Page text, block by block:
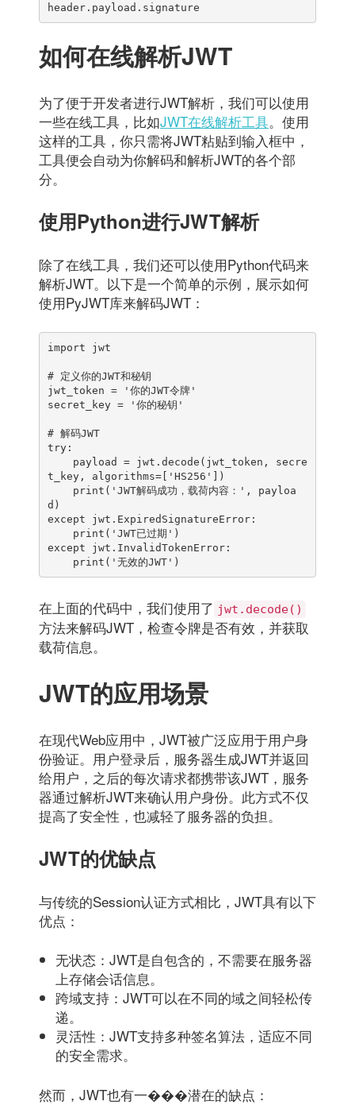
header.payload.signature
如何在线解析JWT
为了便于开发者进行JWT解析，我们可以使用
一些在线工具，比如JWT在线解析工具。使用
这样的工具，你只需将JWT粘贴到输入框中，
工具便会自动为你解码和解析JWT的各个部
分。
使用Python进行JWT解析
除了在线工具，我们还可以使用Python代码来
解析JWT。以下是一个简单的示例，展示如何
使用PyJWT库来解码JWT：
import jwt
# 定义你的JWT和秘钥
jwt_token = '你的JWT令牌'
secret_key = '你的秘钥'
# 解码JWT
try:
t_key, algorithms=['HS256'])
d)
except jwt.ExpiredSignatureError:
except jwt.InvalidTokenError:
在上面的代码中，我们使用了 jwt.decode()
方法来解码JWT，检查令牌是否有效，并获取
载荷信息。
JWT的应用场景
在现代Web应用中，JWT被广泛应用于用户身
份验证。用户登录后，服务器生成JWT并返回
给用户，之后的每次请求都携带该JWT，服务
器通过解析JWT来确认用户身份。此方式不仅
提高了安全性，也减轻了服务器的负担。
JWT的优缺点
与传统的Session认证方式相比，JWT具有以下
优点：
无状态：JWT是自包含的，不需要在服务器
上存储会话信息。
跨域支持：JWT可以在不同的域之间轻松传
递。
灵活性：JWT支持多种签名算法，适应不同
的安全需求。
然而，JWT也有一���潜在的缺点：